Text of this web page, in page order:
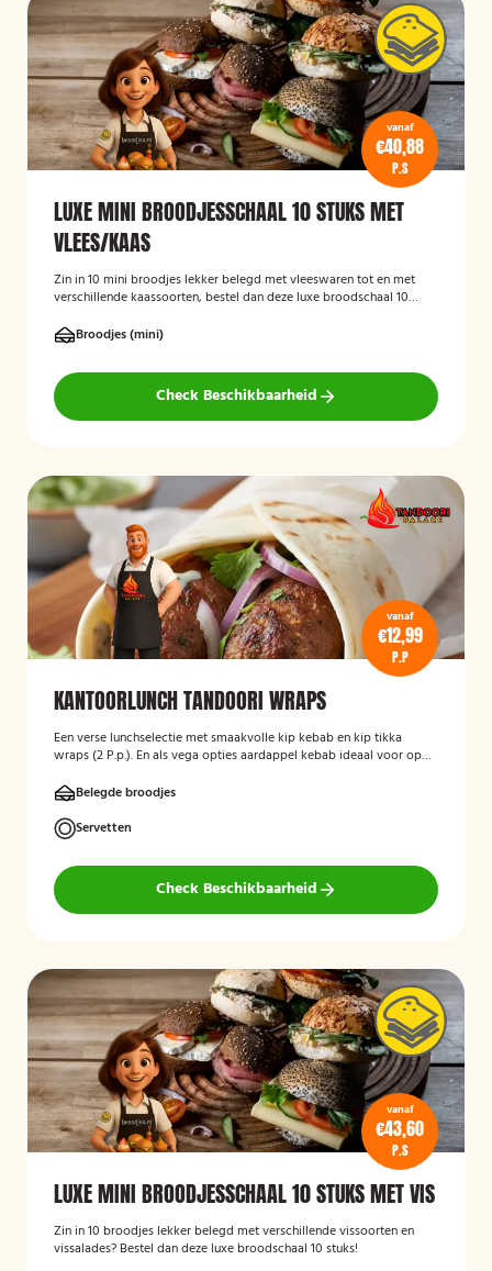
vanaf
€40,88
P.S
LUXE MINI BROODJESSCHAAL 10 STUKS MET
VLEES/KAAS
Zin in 10 mini broodjes lekker belegd met vleeswaren tot en met
verschillende kaassoorten, bestel dan deze luxe broodschaal 10
Broodjes (mini)
Check Beschikbaarheid
vanaf
€12,99
P.P
KANTOORLUNCH TANDOORI WRAPS
Een verse lunchselectie met smaakvolle kip kebab en kip tikka
wraps (2 P.p.). En als vega opties aardappel kebab ideaal voor op
(HALAL)
Belegde broodjes
Servetten
Check Beschikbaarheid
vanaf
€43,60
P.S
LUXE MINI BROODJESSCHAAL 10 STUKS MET VIS
Zin in 10 broodjes lekker belegd met verschillende vissoorten en
vissalades? Bestel dan deze luxe broodschaal 10 stuks!